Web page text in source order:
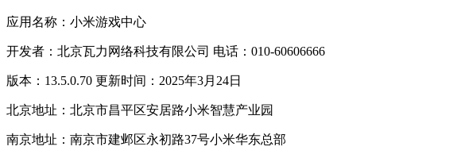
应用名称：小米游戏中心
开发者：北京瓦力网络科技有限公司 电话：010-60606666
版本：13.5.0.70 更新时间：2025年3月24日
北京地址：北京市昌平区安居路小米智慧产业园
南京地址：南京市建邺区永初路37号小米华东总部